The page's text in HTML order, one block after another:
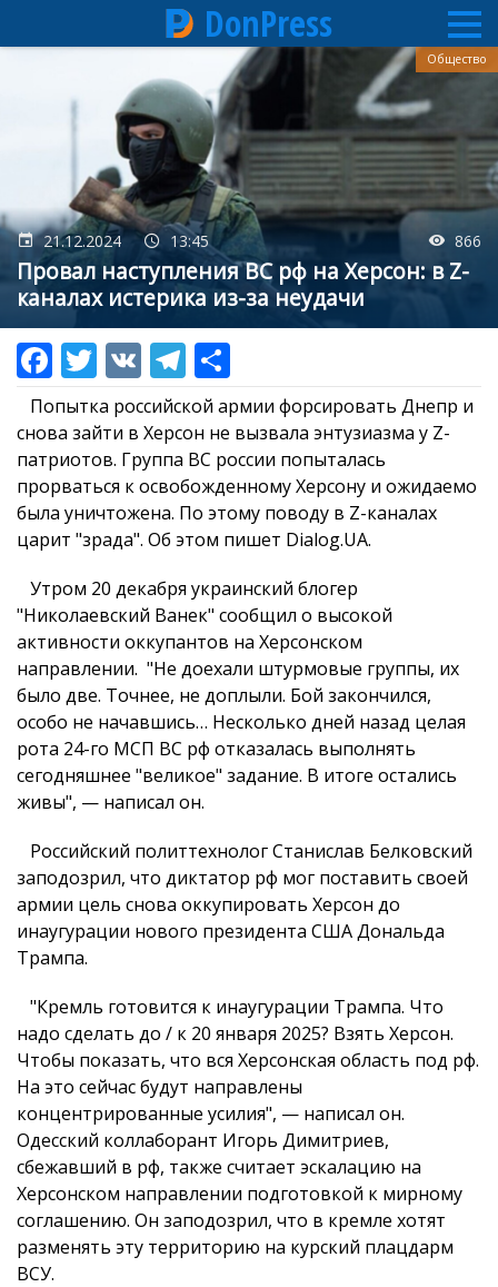
DonPress
21.12.2024 13:45 866
Провал наступления ВС рф на Херсон: в Z-
каналах истерика из-за неудачи
Общество
Попытка российской армии форсировать Днепр и
снова зайти в Херсон не вызвала энтузиазма у Z-
патриотов. Группа ВС россии попыталась
прорваться к освобожденному Херсону и ожидаемо
была уничтожена. По этому поводу в Z-каналах
царит "зрада". Об этом пишет Dialog.UA.
Утром 20 декабря украинский блогер
"Николаевский Ванек" сообщил о высокой
активности оккупантов на Херсонском
направлении. "Не доехали штурмовые группы, их
было две. Точнее, не доплыли. Бой закончился,
особо не начавшись… Несколько дней назад целая
рота 24-го МСП ВС рф отказалась выполнять
сегодняшнее "великое" задание. В итоге остались
живы", — написал он.
Российский политтехнолог Станислав Белковский
заподозрил, что диктатор рф мог поставить своей
армии цель снова оккупировать Херсон до
инаугурации нового президента США Дональда
Трампа.
"Кремль готовится к инаугурации Трампа. Что
надо сделать до / к 20 января 2025? Взять Херсон.
Чтобы показать, что вся Херсонская область под рф.
На это сейчас будут направлены
концентрированные усилия", — написал он.
Одесский коллаборант Игорь Димитриев,
сбежавший в рф, также считает эскалацию на
Херсонском направлении подготовкой к мирному
соглашению. Он заподозрил, что в кремле хотят
разменять эту территорию на курский плацдарм
ВСУ.